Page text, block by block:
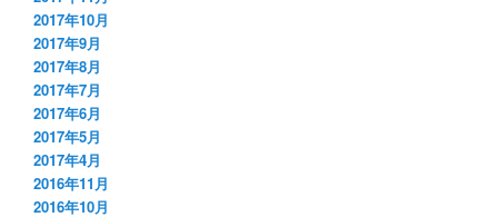
2017年10月
2017年9月
2017年8月
2017年7月
2017年6月
2017年5月
2017年4月
2016年11月
2016年10月